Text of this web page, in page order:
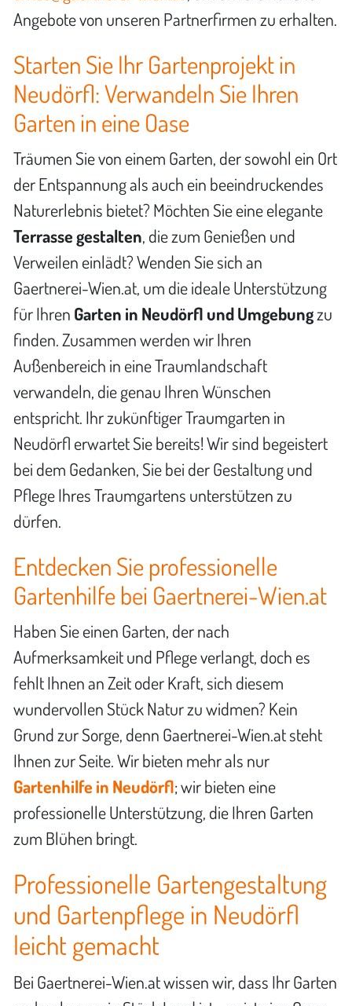
Angebote von unseren Partnerfirmen zu erhalten.
Starten Sie Ihr Gartenprojekt in
Neudörfl: Verwandeln Sie Ihren
Garten in eine Oase
Träumen Sie von einem Garten, der sowohl ein Ort
der Entspannung als auch ein beeindruckendes
Naturerlebnis bietet? Möchten Sie eine elegante
Terrasse gestalten, die zum Genießen und
Verweilen einlädt? Wenden Sie sich an
Gaertnerei-Wien.at, um die ideale Unterstützung
für Ihren Garten in Neudörfl und Umgebungzu
finden. Zusammen werden wir Ihren
Außenbereich in eine Traumlandschaft
verwandeln, die genau Ihren Wünschen
entspricht. Ihr zukünftiger Traumgarten in
Neudörfl erwartet Sie bereits! Wir sind begeistert
bei dem Gedanken, Sie bei der Gestaltung und
Pflege Ihres Traumgartens unterstützen zu
dürfen.
Entdecken Sie professionelle
Gartenhilfe bei Gaertnerei-Wien.at
Haben Sie einen Garten, der nach
Aufmerksamkeit und Pflege verlangt, doch es
fehlt Ihnen an Zeit oder Kraft, sich diesem
wundervollen Stück Natur zu widmen? Kein
Grund zur Sorge, denn Gaertnerei-Wien.at steht
Ihnen zur Seite. Wir bieten mehr als nur
Gartenhilfe in Neudörfl; wir bieten eine
professionelle Unterstützung, die Ihren Garten
zum Blühen bringt.
Professionelle Gartengestaltung
und Gartenpflege in Neudörfl
leicht gemacht
Bei Gaertnerei-Wien.at wissen wir, dass Ihr Garten